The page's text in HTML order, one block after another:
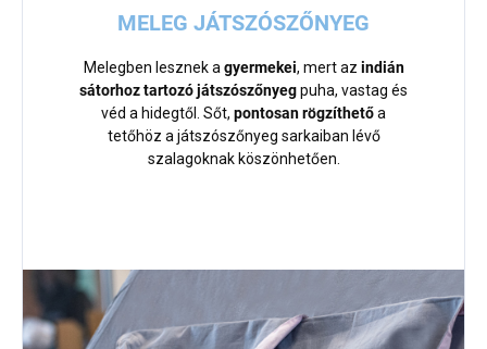
MELEG JÁTSZÓSZŐNYEG
Melegben lesznek agyermekei, mert az indián
sátorhoz tartozó játszószőnyegpuha, vastag és
véd a hidegtől. Sőt, pontosan rögzíthetőa
tetőhöz a játszószőnyeg sarkaiban lévő
szalagoknak köszönhetően.